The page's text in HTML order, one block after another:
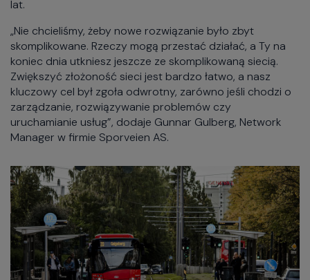
lat.
„Nie chcieliśmy, żeby nowe rozwiązanie było zbyt
skomplikowane. Rzeczy mogą przestać działać, a Ty na
koniec dnia utkniesz jeszcze ze skomplikowaną siecią.
Zwiększyć złożoność sieci jest bardzo łatwo, a nasz
kluczowy cel był zgoła odwrotny, zarówno jeśli chodzi o
zarządzanie, rozwiązywanie problemów czy
uruchamianie usług”, dodaje Gunnar Gulberg, Network
Manager w firmie Sporveien AS.